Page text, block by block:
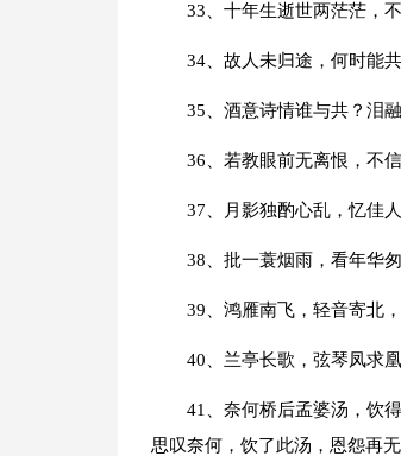
33、十年生逝世两茫茫，
34、故人未归途，何时能
35、酒意诗情谁与共？泪融
36、若教眼前无离恨，不信
37、月影独酌心乱，忆佳
38、批一蓑烟雨，看年华
39、鸿雁南飞，轻音寄北
40、兰亭长歌，弦琴凤求
41、奈何桥后孟婆汤，饮
思叹奈何，饮了此汤，恩怨再